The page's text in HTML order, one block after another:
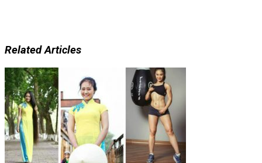
Related Articles